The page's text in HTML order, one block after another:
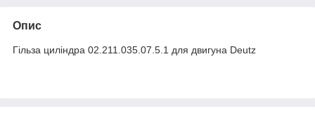
Опис
Гільза циліндра 02.211.035.07.5.1 для двигуна Deutz